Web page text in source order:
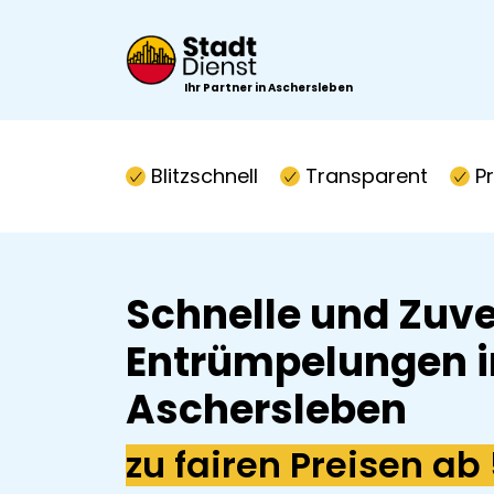
Ihr Partner in Aschersleben
Blitzschnell Transparent
Schnelle und
Entrümpelungen
Aschersleben
zu fairen Preisen